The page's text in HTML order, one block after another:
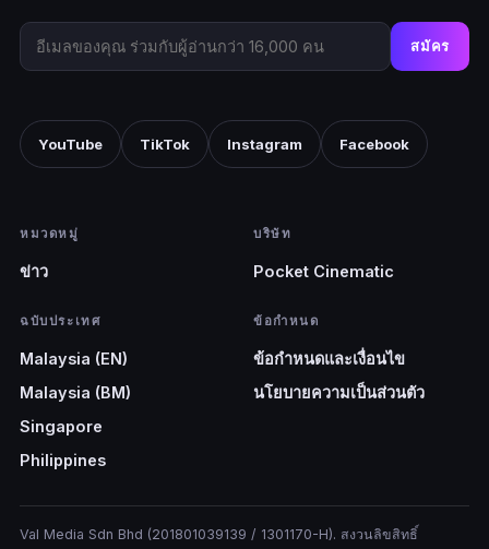
สมัคร
YouTube TikTok Instagram Facebook
หมวดหมู่
ข่าว
บริษัท
Pocket Cinematic
ฉบับประเทศ
Malaysia (EN)
Malaysia (BM)
Singapore
Philippines
ข้อกำหนด
ข้อกำหนดและเงื่อนไข
นโยบายความเป็นส่วนตัว
Val Media Sdn Bhd (201801039139 / 1301170-H). สงวนลิขสิทธิ์